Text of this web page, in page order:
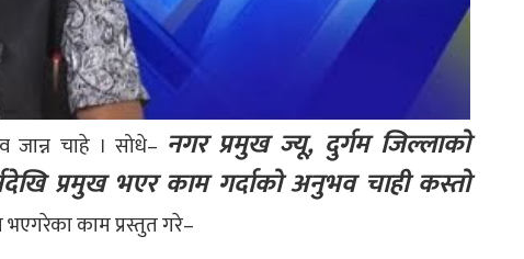
चाहे । सोधे– नगर प्रमुख ज्यू, दुर्गम जिल्लाको
प्रमुख भएर काम गर्दाको अनुभव चाही कस्तो
काम प्रस्तुत गरे–